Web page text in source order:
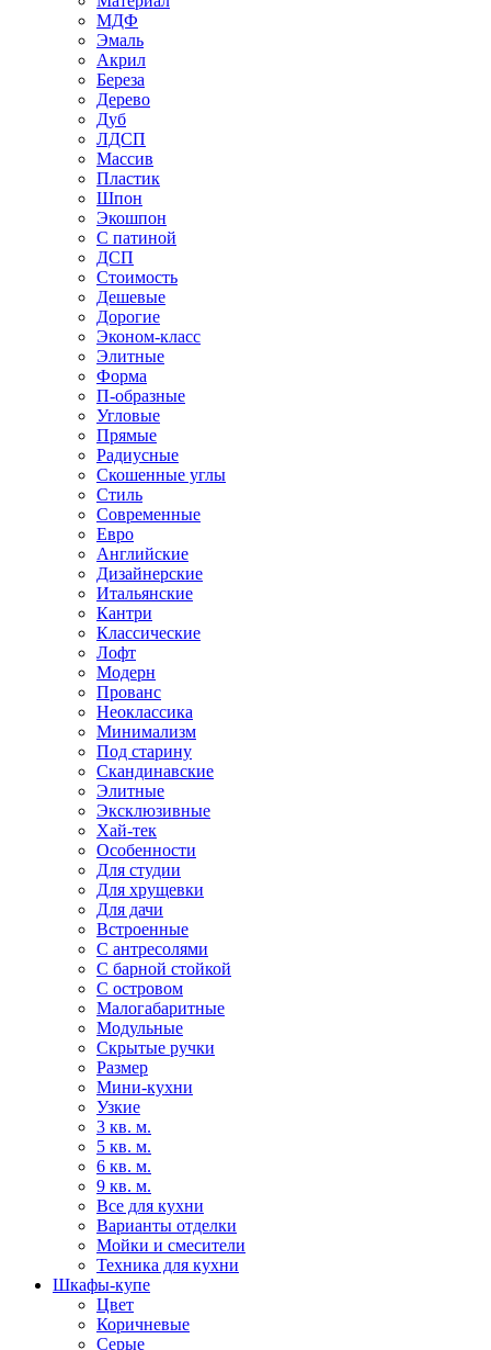
МДФ
Эмаль
Акрил
Береза
Дерево
Дуб
ЛДСП
Массив
Пластик
Шпон
Экошпон
С патиной
ДСП
Стоимость
Дешевые
Дорогие
Эконом-класс
Элитные
Форма
П-образные
Угловые
Прямые
Радиусные
Скошенные углы
Стиль
Современные
Евро
Английские
Дизайнерские
Итальянские
Кантри
Классические
Лофт
Модерн
Прованс
Неоклассика
Минимализм
Под старину
Скандинавские
Элитные
Эксклюзивные
Хай-тек
Особенности
Для студии
Для хрущевки
Для дачи
Встроенные
С антресолями
С барной стойкой
С островом
Малогабаритные
Модульные
Скрытые ручки
Размер
Мини-кухни
Узкие
3 кв. м.
5 кв. м.
6 кв. м.
9 кв. м.
Все для кухни
Варианты отделки
Мойки и смесители
Техника для кухни
Шкафы-купе
Цвет
Коричневые
Серые